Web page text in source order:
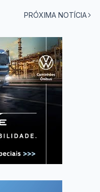
PRÓXIMA NOTÍCIA